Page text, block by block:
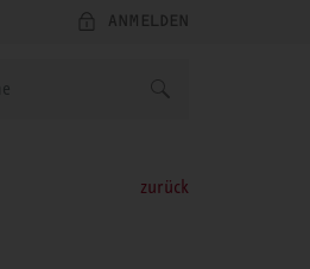
ANMELDEN
zurück